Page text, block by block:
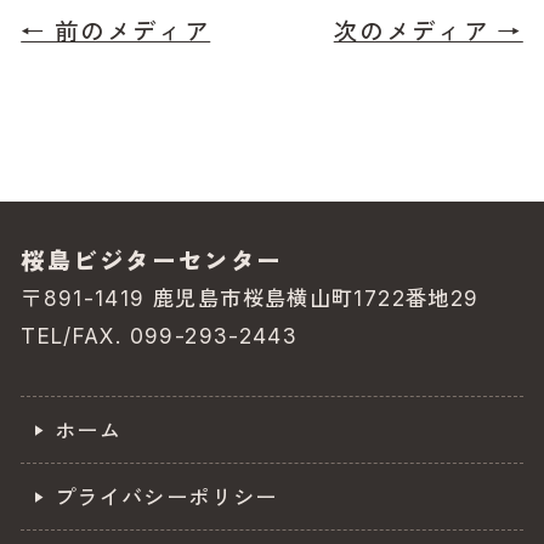
c
e
k
e
← 前のメディア 次のメディア →
桜島ビジターセンター
〒891-1419 鹿児島市桜島横山町1722番地29
TEL/FAX. 099-293-2443
ホーム
プライバシーポリシー